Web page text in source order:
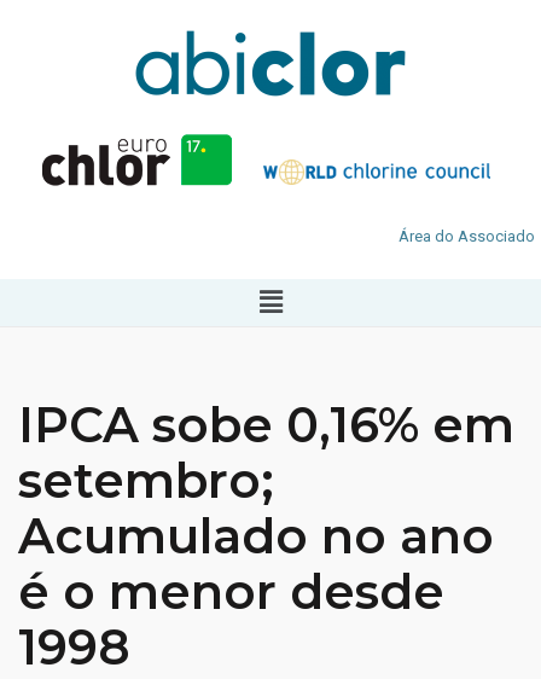
Área do Associado
IPCA sobe 0,16% em
setembro;
Acumulado no ano
é o menor desde
1998